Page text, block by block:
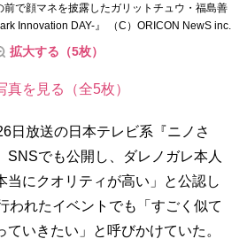
で顔マネを披露したガリットチュウ・福島善
Innovation DAY-』 （C）ORICON NewS inc.
拡大する（5枚）
真を見る（全5枚）
日放送の日本テレビ系『ニノさ
SNSでも公開し、ダレノガレ本人
にクオリティが高い」と公認し
われたイベントでも「すごく似て
いきたい」と呼びかけていた。